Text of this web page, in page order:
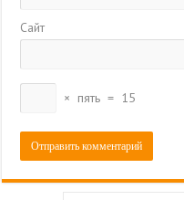
Сайт
× пять = 15